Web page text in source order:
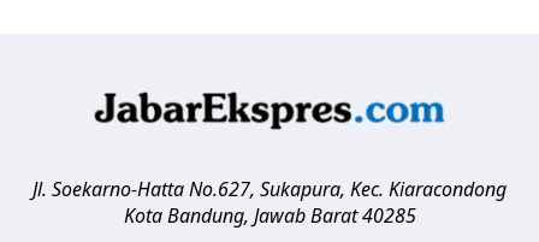
Jl. Soekarno-Hatta No.627, Sukapura, Kec. Kiaracondong
Kota Bandung, Jawab Barat 40285